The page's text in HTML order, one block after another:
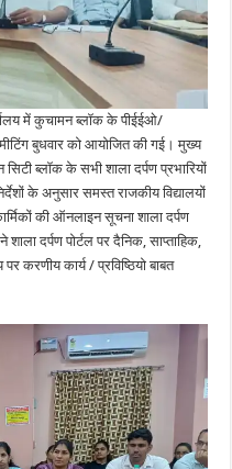
में कुचामन ब्लॉक के पीईईओ/
बुधवार को आयोजित की गई। मुख्य
ब्लॉक के सभी शाला दर्पण प्रभारियों
के अनुसार समस्त राजकीय विद्यालयों
की ऑनलाइन सूचना शाला दर्पण
दर्पण पोर्टल पर दैनिक, साप्ताहिक,
करणीय कार्य / प्रविष्ठियो बाबत